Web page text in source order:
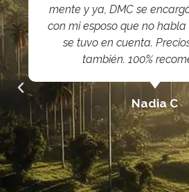
mente y ya, DMC se
con mi esposo que no
se tuvo en cuenta.
también. 100%
Nadia C